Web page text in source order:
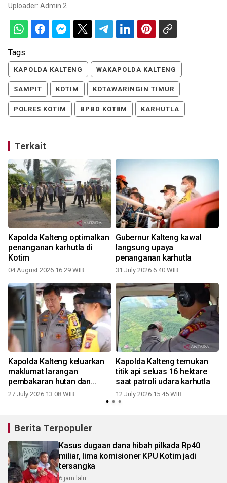
Uploader: Admin 2
Tags:
KAPOLDA KALTENG WAKAPOLDA KALTENG
SAMPIT KOTIM KOTAWARINGIN TIMUR
POLRES KOTIM BPBD KOT8M KARHUTLA
Terkait
Kapolda Kalteng optimalkan
penanganan karhutla di
Kotim
04 August 2026 16:29 WIB
Gubernur Kalteng kawal
langsung upaya
penanganan karhutla
31 July 2026 6:40 WIB
Kapolda Kalteng keluarkan
maklumat larangan
pembakaran hutan dan
lahan
27 July 2026 13:08 WIB
Kapolda Kalteng temukan
titik api seluas 16 hektare
saat patroli udara karhutla
12 July 2026 15:45 WIB
Berita Terpopuler
Kasus dugaan dana hibah pilkada Rp40
miliar, lima komisioner KPU Kotim jadi
tersangka
6 jam lalu